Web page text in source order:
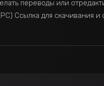
переводы или
Ссылка для скачивания и